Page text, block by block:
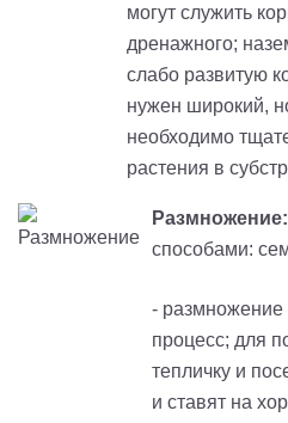
могут служить
дренажного;
слабо развитую
нужен широкий,
необходимо
растения в
Размножение:
способами:
- размножение
процесс; для
тепличку и
и ставят на